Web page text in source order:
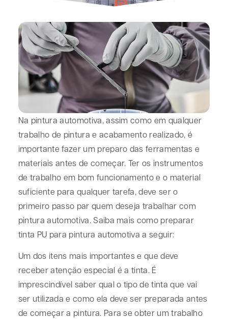
Na pintura automotiva, assim como em qualquer
trabalho de pintura e acabamento realizado, é
importante fazer um preparo das ferramentas e
materiais antes de começar. Ter os instrumentos
de trabalho em bom funcionamento e o material
suficiente para qualquer tarefa, deve ser o
primeiro passo par quem deseja trabalhar com
pintura automotiva. Saiba mais como preparar
tinta PU para pintura automotiva a seguir:
Um dos itens mais importantes e que deve
receber atenção especial é a tinta. É
imprescindível saber qual o tipo de tinta que vai
ser utilizada e como ela deve ser preparada antes
de começar a pintura. Para se obter um trabalho